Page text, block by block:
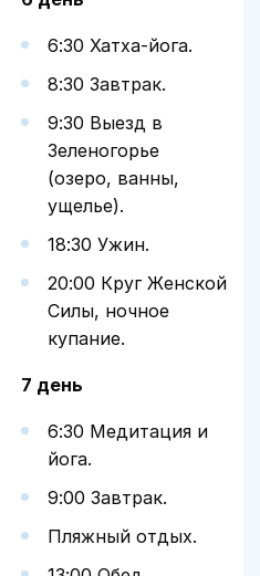
6:30 Хатха-йога.
8:30 Завтрак.
9:30 Выезд в
Зеленогорье
(озеро, ванны,
ущелье).
18:30 Ужин.
20:00 Круг Женской
Силы, ночное
купание.
7 день
6:30 Медитация и
йога.
9:00 Завтрак.
Пляжный отдых.